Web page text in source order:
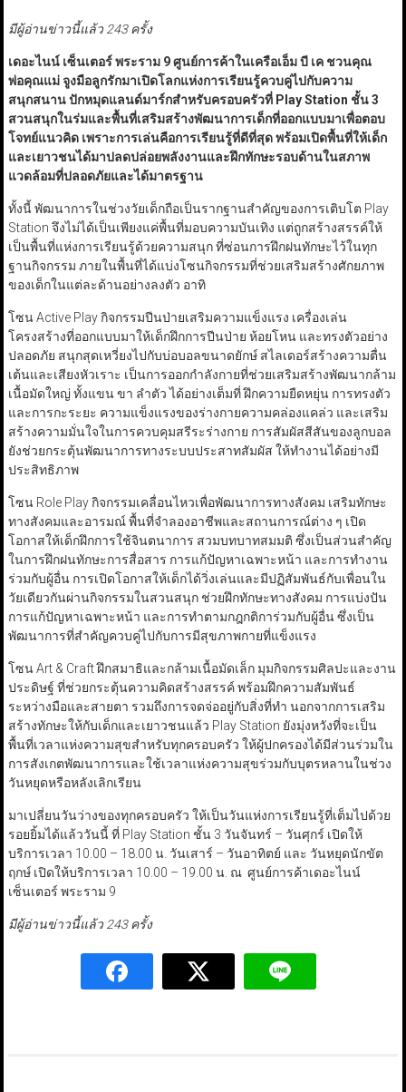
มีผู้อ่านข่าวนี้แล้ว 243 ครั้ง
เดอะไนน์ เซ็นเตอร์ พระราม 9 ศูนย์การค้าในเครือเอ็ม บี เค ชวนคุณ
พ่อคุณแม่ จูงมือลูกรักมาเปิดโลกแห่งการเรียนรู้ควบคู่ไปกับความ
สนุกสนาน ปักหมุดแลนด์มาร์กสำหรับครอบครัวที่ Play Station ชั้น 3
สวนสนุกในร่มและพื้นที่เสริมสร้างพัฒนาการเด็กที่ออกแบบมาเพื่อตอบ
โจทย์แนวคิด เพราะการเล่นคือการเรียนรู้ที่ดีที่สุด พร้อมเปิดพื้นที่ให้เด็ก
และเยาวชนได้มาปลดปล่อยพลังงานและฝึกทักษะรอบด้านในสภาพ
แวดล้อมที่ปลอดภัยและได้มาตรฐาน
ทั้งนี้ พัฒนาการในช่วงวัยเด็กถือเป็นรากฐานสำคัญของการเติบโต Play
Station จึงไม่ได้เป็นเพียงแค่พื้นที่มอบความบันเทิง แต่ถูกสร้างสรรค์ให้
เป็นพื้นที่แห่งการเรียนรู้ด้วยความสนุก ที่ซ่อนการฝึกฝนทักษะไว้ในทุก
ฐานกิจกรรม ภายในพื้นที่ได้แบ่งโซนกิจกรรมที่ช่วยเสริมสร้างศักยภาพ
ของเด็กในแต่ละด้านอย่างลงตัว อาทิ
โซน Active Play กิจกรรมปีนป่ายเสริมความแข็งแรง เครื่องเล่น
โครงสร้างที่ออกแบบมาให้เด็กฝึกการปีนป่าย ห้อยโหน และทรงตัวอย่าง
ปลอดภัย สนุกสุดเหวี่ยงไปกับบ่อบอลขนาดยักษ์ สไลเดอร์สร้างความตื่น
เต้นและเสียงหัวเราะ เป็นการออกกำลังกายที่ช่วยเสริมสร้างพัฒนากล้าม
เนื้อมัดใหญ่ ทั้งแขน ขา ลำตัว ได้อย่างเต็มที่ ฝึกความยืดหยุ่น การทรงตัว
และการกะระยะ ความแข็งแรงของร่างกายความคล่องแคล่ว และเสริม
สร้างความมั่นใจในการควบคุมสรีระร่างกาย การสัมผัสสีสันของลูกบอล
ยังช่วยกระตุ้นพัฒนาการทางระบบประสาทสัมผัส ให้ทำงานได้อย่างมี
ประสิทธิภาพ
โซน Role Play กิจกรรมเคลื่อนไหวเพื่อพัฒนาการทางสังคม เสริมทักษะ
ทางสังคมและอารมณ์ พื้นที่จำลองอาชีพและสถานการณ์ต่าง ๆ เปิด
โอกาสให้เด็กฝึกการใช้จินตนาการ สวมบทบาทสมมติ ซึ่งเป็นส่วนสำคัญ
ในการฝึกฝนทักษะการสื่อสาร การแก้ปัญหาเฉพาะหน้า และการทำงาน
ร่วมกับผู้อื่น การเปิดโอกาสให้เด็กได้วิ่งเล่นและมีปฏิสัมพันธ์กับเพื่อนใน
วัยเดียวกันผ่านกิจกรรมในสวนสนุก ช่วยฝึกทักษะทางสังคม การแบ่งปัน
การแก้ปัญหาเฉพาะหน้า และการทำตามกฎกติการ่วมกับผู้อื่น ซึ่งเป็น
พัฒนาการที่สำคัญควบคู่ไปกับการมีสุขภาพกายที่แข็งแรง
โซน Art & Craft ฝึกสมาธิและกล้ามเนื้อมัดเล็ก มุมกิจกรรมศิลปะและงาน
ประดิษฐ์ ที่ช่วยกระตุ้นความคิดสร้างสรรค์ พร้อมฝึกความสัมพันธ์
ระหว่างมือและสายตา รวมถึงการจดจ่ออยู่กับสิ่งที่ทำ นอกจากการเสริม
สร้างทักษะให้กับเด็กและเยาวชนแล้ว Play Station ยังมุ่งหวังที่จะเป็น
พื้นที่เวลาแห่งความสุขสำหรับทุกครอบครัว ให้ผู้ปกครองได้มีส่วนร่วมใน
การสังเกตพัฒนาการและใช้เวลาแห่งความสุขร่วมกับบุตรหลานในช่วง
วันหยุดหรือหลังเลิกเรียน
มาเปลี่ยนวันว่างของทุกครอบครัว ให้เป็นวันแห่งการเรียนรู้ที่เต็มไปด้วย
รอยยิ้มได้แล้ววันนี้ ที่ Play Station ชั้น 3 วันจันทร์ – วันศุกร์ เปิดให้
บริการเวลา 10.00 – 18.00 น. วันเสาร์ – วันอาทิตย์ และ วันหยุดนักขัต
ฤกษ์ เปิดให้บริการเวลา 10.00 – 19.00 น. ณ ศูนย์การค้าเดอะไนน์
เซ็นเตอร์ พระราม 9
มีผู้อ่านข่าวนี้แล้ว 243 ครั้ง